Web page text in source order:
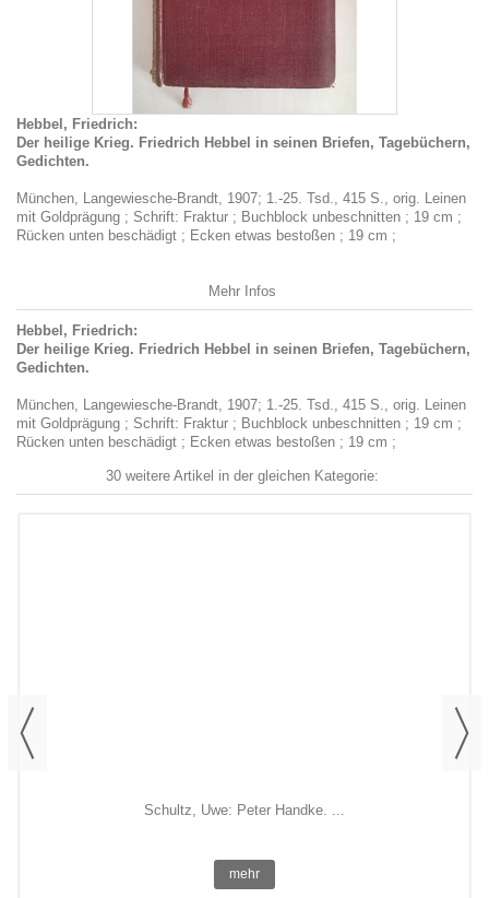
Hebbel, Friedrich:
Der heilige Krieg. Friedrich Hebbel in seinen Briefen, Tagebüchern,
Gedichten.
München, Langewiesche-Brandt, 1907; 1.-25. Tsd., 415 S., orig. Leinen
mit Goldprägung ; Schrift: Fraktur ; Buchblock unbeschnitten ; 19 cm ;
Rücken unten beschädigt ; Ecken etwas bestoßen ; 19 cm ;
Mehr Infos
Hebbel, Friedrich:
Der heilige Krieg. Friedrich Hebbel in seinen Briefen, Tagebüchern,
Gedichten.
München, Langewiesche-Brandt, 1907; 1.-25. Tsd., 415 S., orig. Leinen
mit Goldprägung ; Schrift: Fraktur ; Buchblock unbeschnitten ; 19 cm ;
Rücken unten beschädigt ; Ecken etwas bestoßen ; 19 cm ;
30 weitere Artikel in der gleichen Kategorie:
Schultz, Uwe: Peter Handke. ...
mehr